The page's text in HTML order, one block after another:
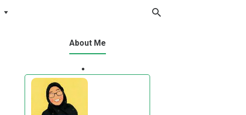
About Me